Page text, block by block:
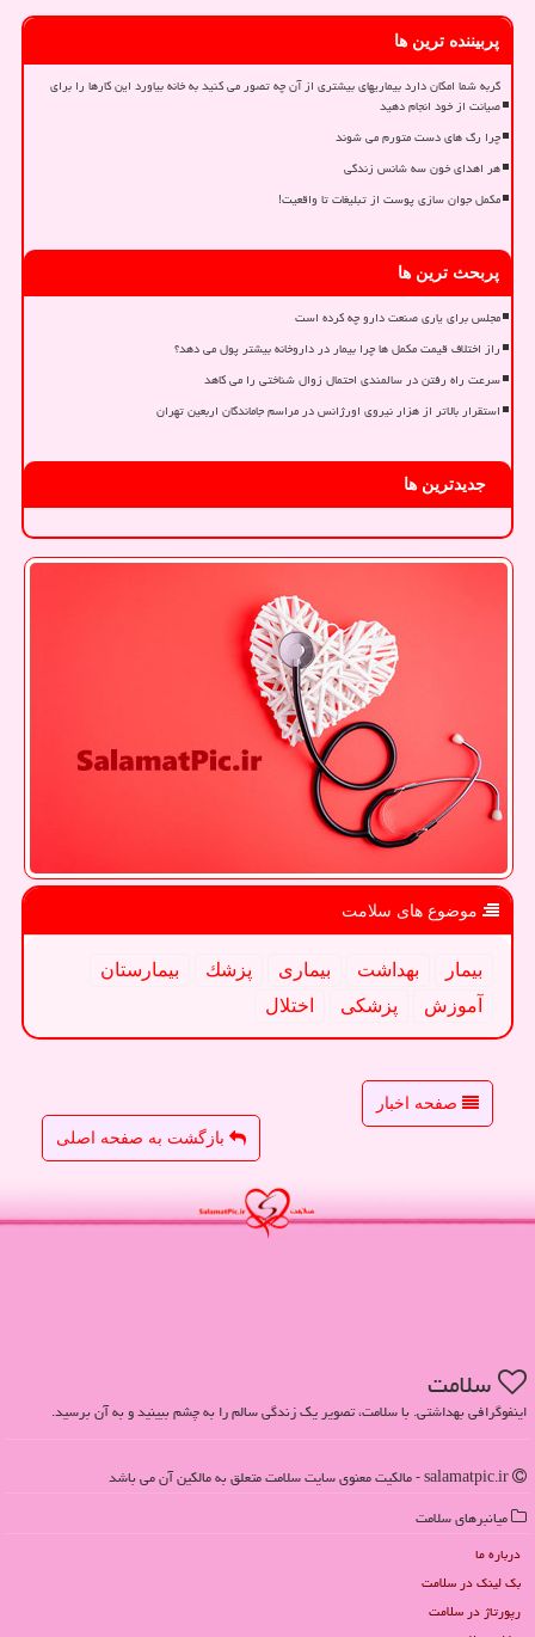
پربیننده ترین ها
گربه شما امکان دارد بیماریهای بیشتری از آن چه تصور می کنید به خانه بیاورد این کارها را برای
صیانت از خود انجام دهید
چرا رگ های دست متورم می شوند
هر اهدای خون سه شانس زندگی
مکمل جوان سازی پوست از تبلیغات تا واقعیت!
پربحث ترین ها
مجلس برای یاری صنعت دارو چه کرده است
راز اختلاف قیمت مکمل ها چرا بیمار در داروخانه بیشتر پول می دهد؟
سرعت راه رفتن در سالمندی احتمال زوال شناختی را می کاهد
استقرار بالاتر از هزار نیروی اورژانس در مراسم جاماندگان اربعین تهران
جدیدترین ها
موضوع های سلامت
بیمار بهداشت بیماری پزشك
بیمارستان
آموزش
پزشكی اختلال
صفحه اخبار
بازگشت به صفحه اصلی
سلامت
اینفوگرافی بهداشتی. با سلامت، تصویر یک زندگی سالم را به چشم ببینید و به آن برسید.
میانبرهای سلامت
درباره ما
بک لینک در سلامت
رپورتاژ در سلامت